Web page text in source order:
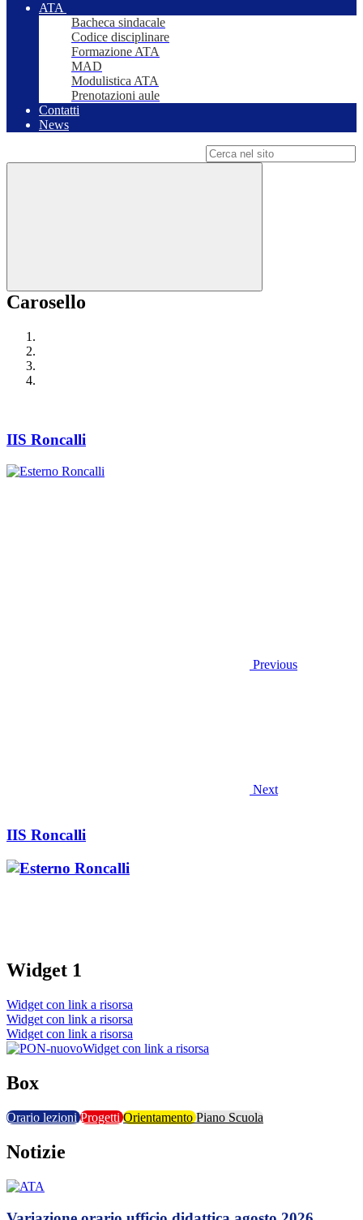
ATA
Bacheca sindacale
Codice disciplinare
Formazione ATA
MAD
Modulistica ATA
Prenotazioni aule
Contatti
News
Carosello
IIS Roncalli
Previous
Next
IIS Roncalli
Widget 1
Widget con link a risorsa
Widget con link a risorsa
Widget con link a risorsa
Widget con link a risorsa
Box
Orario lezioniProgettiOrientamentoPiano Scuola
Notizie